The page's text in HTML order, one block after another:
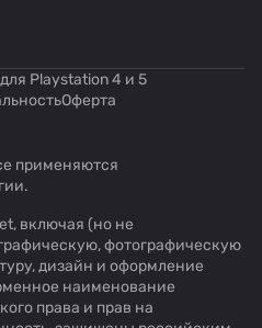
Playstation 4 и 5
Оферта
применяются
.
включая (но не
фотографическую
дизайн и оформление
наименование
права и прав на